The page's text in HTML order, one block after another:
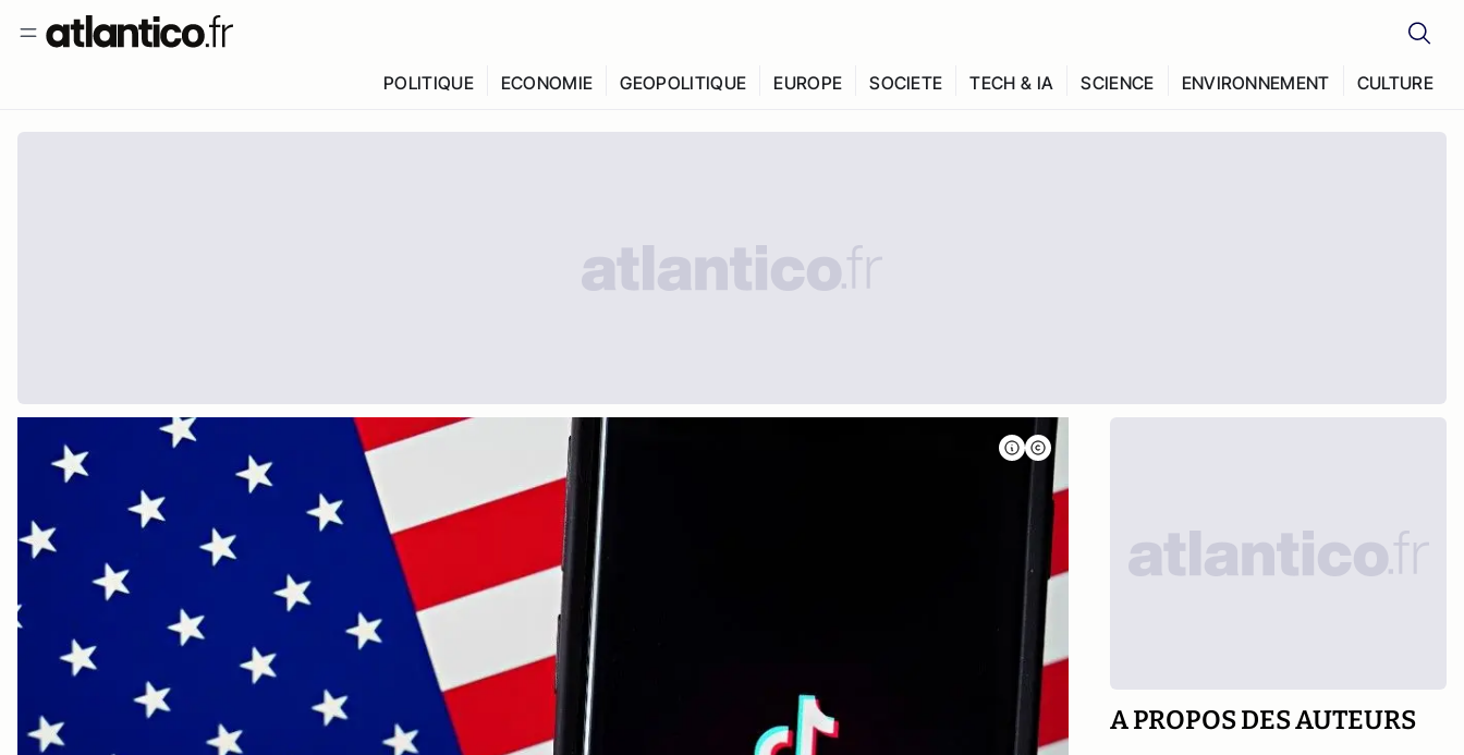
POLITIQUE ECONOMIE GEOPOLITIQUE EUROPE SOCIETE TECH & IA SCIENCE ENVIRONNEMENT CULTURE
A PROPOS DES AUTEURS